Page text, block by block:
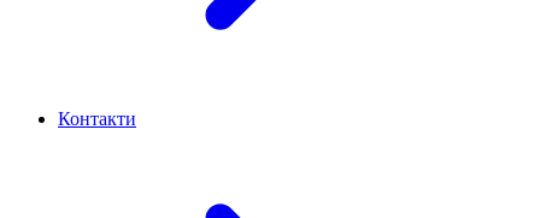
Контакти